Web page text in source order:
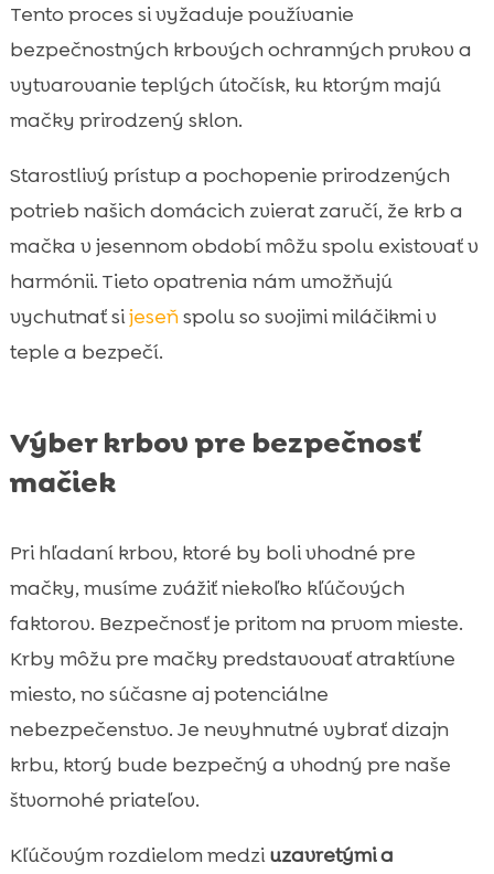
Tento proces si vyžaduje používanie
bezpečnostných krbových ochranných prvkov a
vytvarovanie teplých útočísk, ku ktorým majú
mačky prirodzený sklon.
Starostlivý prístup a pochopenie prirodzených
potrieb našich domácich zvierat zaručí, že krb a
mačka v jesennom období môžu spolu existovať v
harmónii. Tieto opatrenia nám umožňujú
vychutnať sijeseňspolu so svojimi miláčikmi v
teple a bezpečí.
Výber krbov pre bezpečnosť
mačiek
Pri hľadaní krbov, ktoré by boli vhodné pre
mačky, musíme zvážiť niekoľko kľúčových
faktorov. Bezpečnosť je pritom na prvom mieste.
Krby môžu pre mačky predstavovať atraktívne
miesto, no súčasne aj potenciálne
nebezpečenstvo. Je nevyhnutné vybrať dizajn
krbu, ktorý bude bezpečný a vhodný pre naše
štvornohé priateľov.
Kľúčovým rozdielom medziuzavretými a